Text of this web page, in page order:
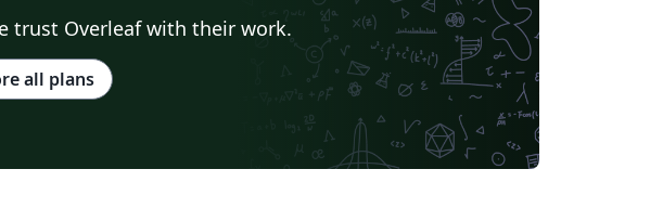
trust Overleaf with their work.
all plans